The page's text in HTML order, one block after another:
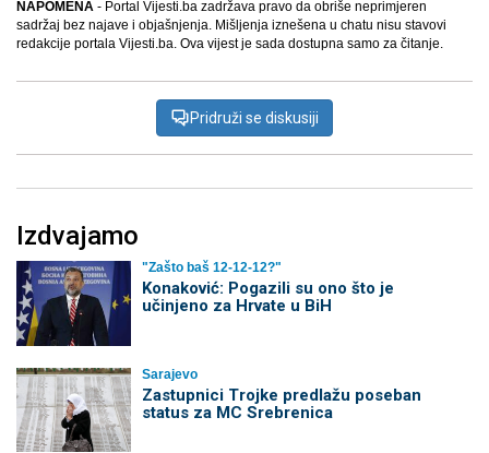
NAPOMENA - Portal Vijesti.ba zadržava pravo da obriše neprimjeren
sadržaj bez najave i objašnjenja. Mišljenja iznešena u chatu nisu stavovi
redakcije portala Vijesti.ba. Ova vijest je sada dostupna samo za čitanje.
Pridruži se diskusiji
Izdvajamo
"Zašto baš 12-12-12?"
Konaković: Pogazili su ono što je
učinjeno za Hrvate u BiH
Sarajevo
Zastupnici Trojke predlažu poseban
status za MC Srebrenica